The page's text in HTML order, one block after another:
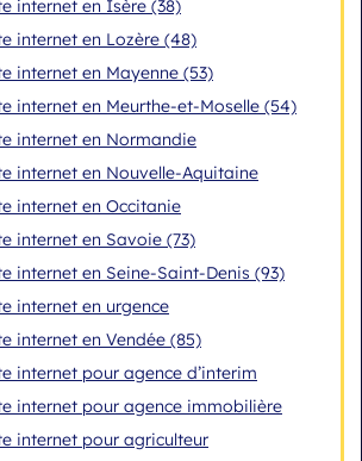
internet en Isère (38)
internet en Lozère (48)
internet en Mayenne (53)
internet en Meurthe-et-Moselle (54)
internet en Normandie
internet en Nouvelle-Aquitaine
internet en Occitanie
internet en Savoie (73)
internet en Seine-Saint-Denis (93)
internet en urgence
internet en Vendée (85)
internet pour agence d’interim
internet pour agence immobilière
internet pour agriculteur